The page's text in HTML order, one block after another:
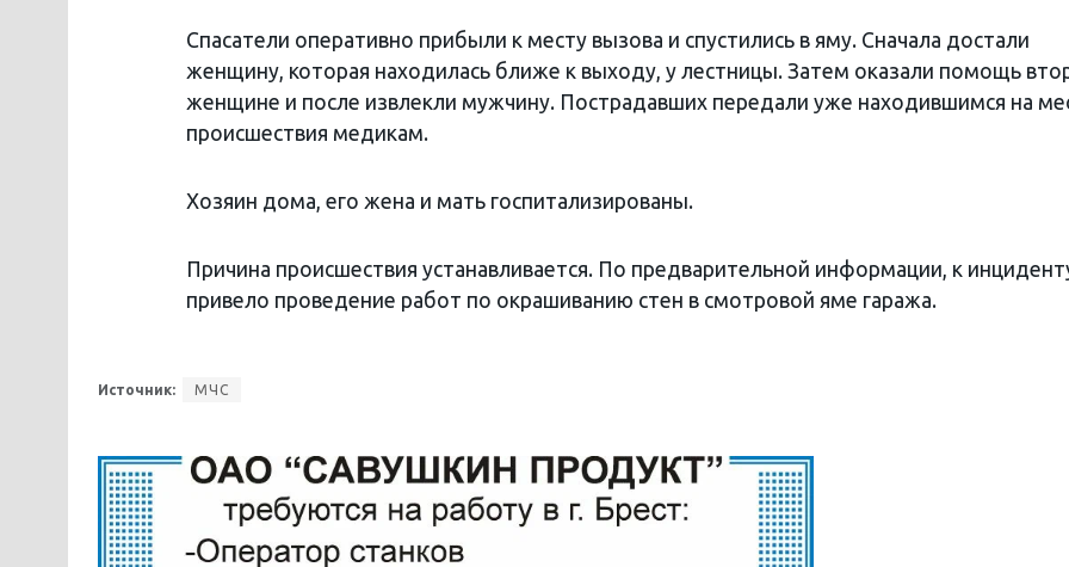
Спасатели оперативно прибыли к месту вызова и спустились в яму. Сначала достали
женщину, которая находилась ближе к выходу, у лестницы. Затем оказали помощь
женщине и после извлекли мужчину. Пострадавших передали уже находившимся на
происшествия медикам.
Хозяин дома, его жена и мать госпитализированы.
Причина происшествия устанавливается. По предварительной информации, к
привело проведение работ по окрашиванию стен в смотровой яме гаража.
Источник: МЧС